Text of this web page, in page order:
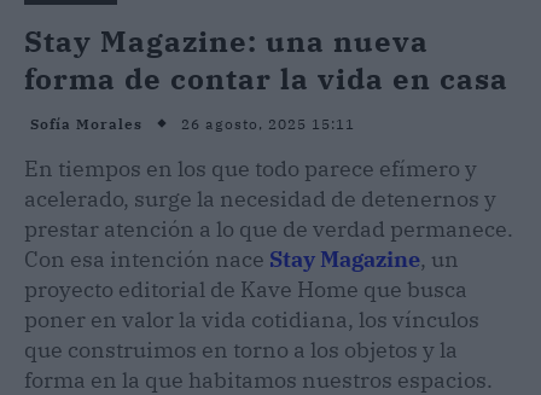
Stay Magazine: una nueva
forma de contar la vida en casa
Sofía Morales 26 agosto, 2025 15:11
En tiempos en los que todo parece efímero y
acelerado, surge la necesidad de detenernos y
prestar atención a lo que de verdad permanece.
Con esa intención nace Stay Magazine, un
proyecto editorial de Kave Home que busca
poner en valor la vida cotidiana, los vínculos
que construimos en torno a los objetos y la
forma en la que habitamos nuestros espacios.